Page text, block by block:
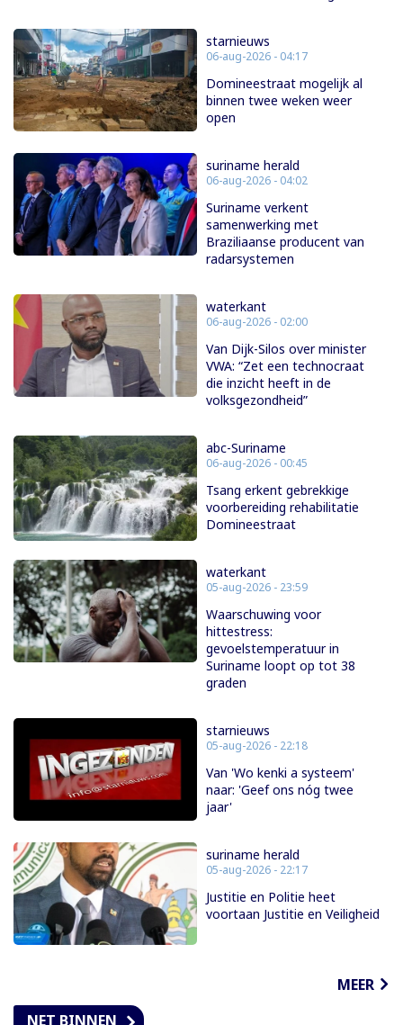
starnieuws
06-aug-2026 - 04:17
Domineestraat mogelijk al
binnen twee weken weer
open
suriname herald
06-aug-2026 - 04:02
Suriname verkent
samenwerking met
Braziliaanse producent van
radarsystemen
waterkant
06-aug-2026 - 02:00
Van Dijk-Silos over minister
VWA: “Zet een technocraat
die inzicht heeft in de
volksgezondheid”
abc-Suriname
06-aug-2026 - 00:45
Tsang erkent gebrekkige
voorbereiding rehabilitatie
Domineestraat
waterkant
05-aug-2026 - 23:59
Waarschuwing voor
hittestress:
gevoelstemperatuur in
Suriname loopt op tot 38
graden
starnieuws
05-aug-2026 - 22:18
Van 'Wo kenki a systeem'
naar: 'Geef ons nóg twee
jaar'
suriname herald
05-aug-2026 - 22:17
Justitie en Politie heet
voortaan Justitie en Veiligheid
MEER
NET BINNEN